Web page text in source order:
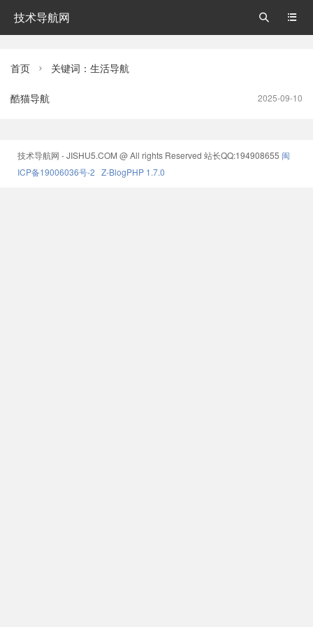
技术导航网 

首页  关键词：生活导航
2025-09-10
酷猫导航
技术导航网 - JISHU5.COM @ All rights Reserved 站长QQ:194908655 闽
ICP备19006036号-2 Z-BlogPHP 1.7.0